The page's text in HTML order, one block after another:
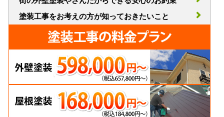
塗装工事をお考えの方が知っておきたいこと